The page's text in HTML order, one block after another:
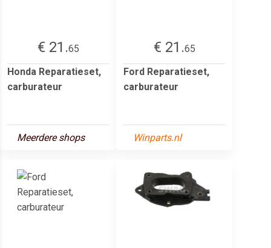
€ 21.65
Honda Reparatieset,
carburateur
Meerdere shops
€ 21.65
Ford Reparatieset,
carburateur
Winparts.nl